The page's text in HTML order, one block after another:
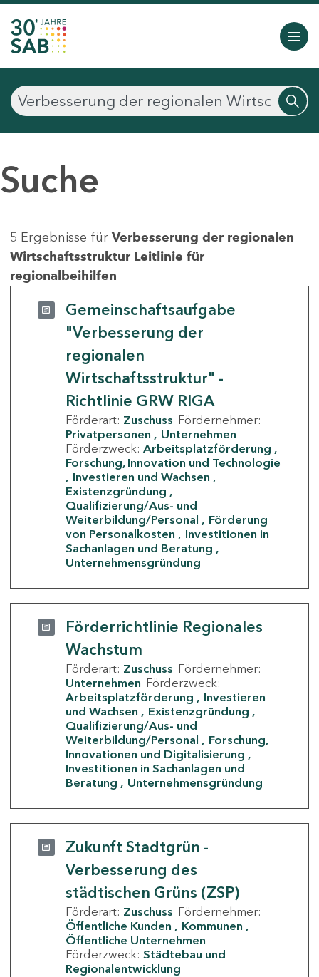
Suche
5 Ergebnisse für Verbesserung der regionalen
Wirtschaftsstruktur Leitlinie für
regionalbeihilfen
Gemeinschaftsaufgabe
"Verbesserung der
regionalen
Wirtschaftsstruktur" -
Richtlinie GRW RIGA
Förderart: Zuschuss Fördernehmer:
Privatpersonen
Unternehmen
Förderzweck: Arbeitsplatzförderung
Forschung, Innovation und Technologie
Investieren und Wachsen
Existenzgründung
Qualifizierung/Aus- und
Weiterbildung/Personal
Förderung
von Personalkosten
Investitionen in
Sachanlagen und Beratung
Unternehmensgründung
Förderrichtlinie Regionales
Wachstum
Förderart: Zuschuss Fördernehmer:
Unternehmen Förderzweck:
Arbeitsplatzförderung
Investieren
und Wachsen
Existenzgründung
Qualifizierung/Aus- und
Weiterbildung/Personal
Forschung,
Innovationen und Digitalisierung
Investitionen in Sachanlagen und
Beratung
Unternehmensgründung
Zukunft Stadtgrün -
Verbesserung des
städtischen Grüns (ZSP)
Förderart: Zuschuss Fördernehmer:
Öffentliche Kunden
Kommunen
Öffentliche Unternehmen
Förderzweck: Städtebau und
Regionalentwicklung